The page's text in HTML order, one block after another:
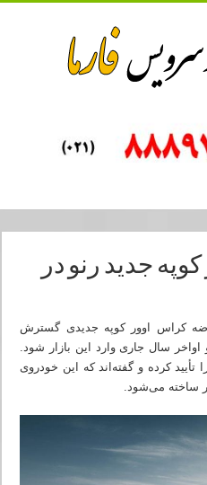
جدید رنو در
کراس اوور کوپه جدیدی گسترش
سال جاری وارد این بازار شود.
کرده و گفته‌اند که این خودروی
ساخته می‌شود.